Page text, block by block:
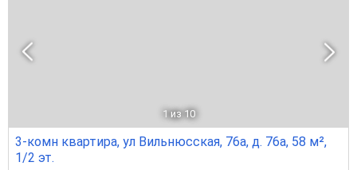
1 из 10
3-комн квартира, ул Вильнюсская, 76а, д. 76а, 58 м²,
1/2 эт.